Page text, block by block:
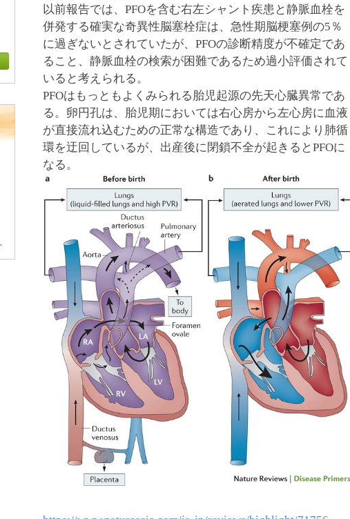
以前報告では、PFOを含む右左シャント疾患と静脈血栓を
併発する確実な奇異性脳塞栓症は、急性期脳梗塞例の5％
に過ぎないとされていたが、PFOの診断精度が不確定であ
ること、静脈血栓の検索が困難であるため過小評価されて
いると考えられる。
PFOはもっともよくみられる胎児起源の先天心臓異常であ
る。卵円孔は、胎児期においては右心房から左心房に血液
が直接流れ込むための正常な構造であり、これにより肺循
環を迂回しているが、出産後に閉鎖不全が起きるとPFOに
なる。